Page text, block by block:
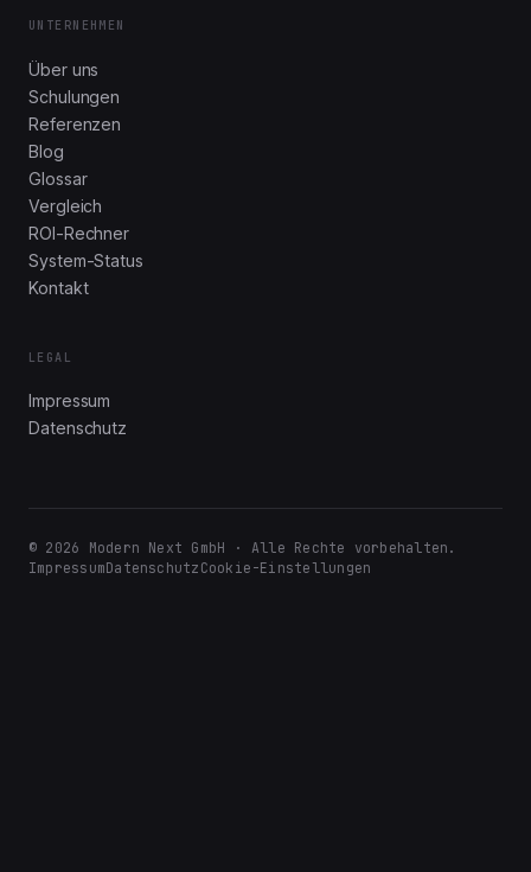
UNTERNEHMEN
Über uns
Schulungen
Referenzen
Blog
Glossar
Vergleich
ROI-Rechner
System-Status
Kontakt
LEGAL
Impressum
Datenschutz
© 2026 Modern Next GmbH · Alle Rechte vorbehalten.
ImpressumDatenschutz Cookie-Einstellungen